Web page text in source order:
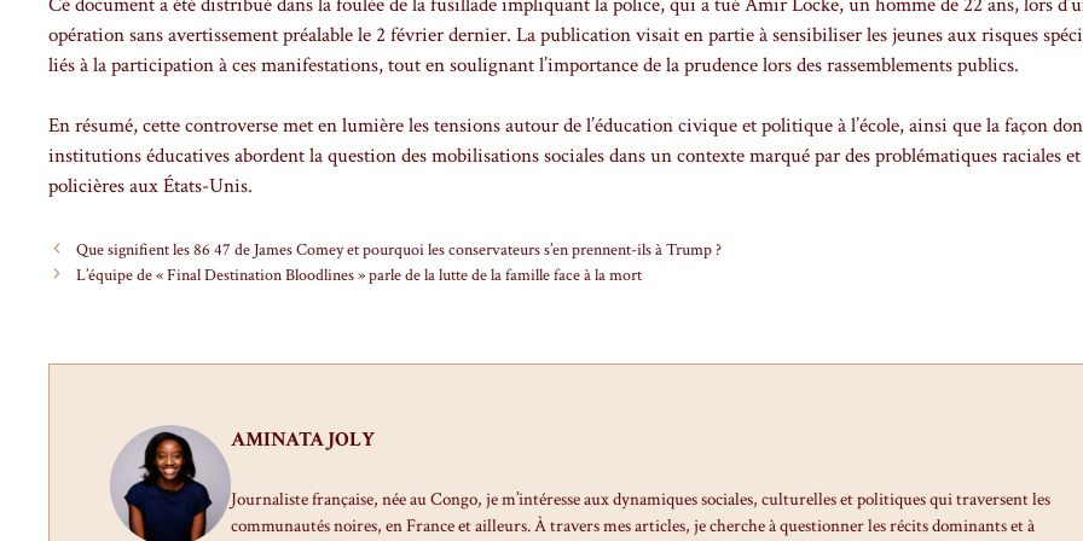
opération sans avertissement préalable le 2 février dernier. La publication visait en partie à sensibiliser les jeunes aux risques
liés à la participation à ces manifestations, tout en soulignant l’importance de la prudence lors des rassemblements publics.
En résumé, cette controverse met en lumière les tensions autour de l’éducation civique et politique à l’école, ainsi que la façon
institutions éducatives abordent la question des mobilisations sociales dans un contexte marqué par des problématiques raciales et
policières aux États-Unis.
Que signifient les 86 47 de James Comey et pourquoi les conservateurs s’en prennent-ils à Trump ?
L’équipe de « Final Destination Bloodlines » parle de la lutte de la famille face à la mort
AMINATA JOLY
Journaliste française, née au Congo, je m’intéresse aux dynamiques sociales, culturelles et politiques qui traversent les
communautés noires, en France et ailleurs. À travers mes articles, je cherche à questionner les récits dominants et à